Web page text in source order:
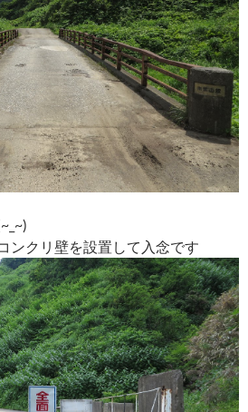
ンクリ壁を設置して入念です